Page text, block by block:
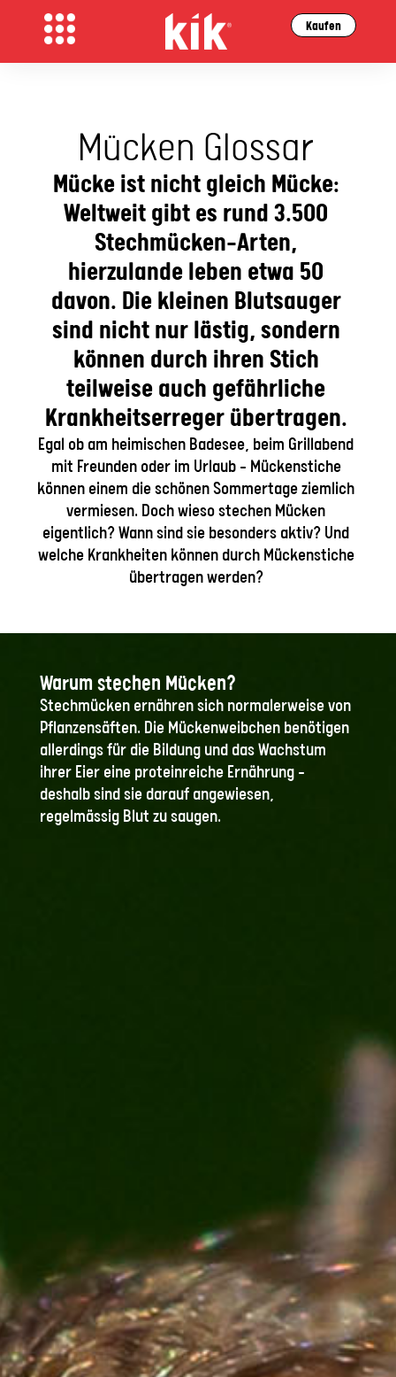
Kaufen
Mücken Glossar
Mücke ist nicht gleich Mücke:
Weltweit gibt es rund 3.500
Stechmücken-Arten,
hierzulande leben etwa 50
davon. Die kleinen Blutsauger
sind nicht nur lästig, sondern
können durch ihren Stich
teilweise auch gefährliche
Krankheitserreger übertragen.
Egal ob am heimischen Badesee, beim Grillabend
mit Freunden oder im Urlaub – Mückenstiche
können einem die schönen Sommertage ziemlich
vermiesen. Doch wieso stechen Mücken
eigentlich? Wann sind sie besonders aktiv? Und
welche Krankheiten können durch Mückenstiche
übertragen werden?
Warum stechen Mücken?
Stechmücken ernähren sich normalerweise von
Pflanzensäften. Die Mückenweibchen benötigen
allerdings für die Bildung und das Wachstum
ihrer Eier eine proteinreiche Ernährung –
deshalb sind sie darauf angewiesen,
regelmässig Blut zu saugen.